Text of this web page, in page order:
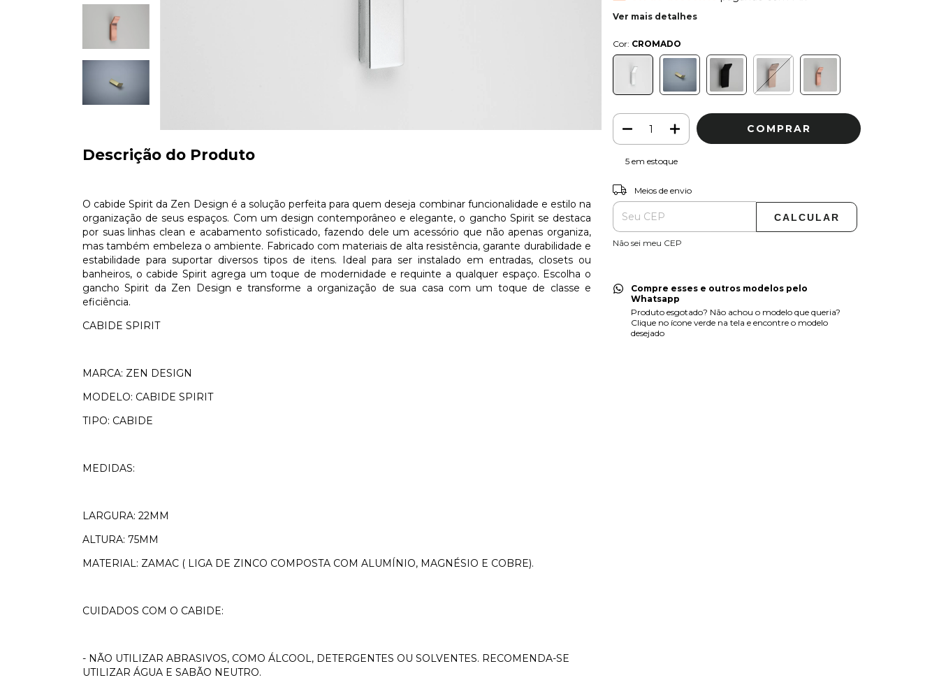
Descrição do Produto
O cabide Spirit da Zen Design é a solução perfeita para quem deseja combinar funcionalidade e estilo na
organização de seus espaços. Com um design contemporâneo e elegante, o gancho Spirit se destaca
por suas linhas clean e acabamento sofisticado, fazendo dele um acessório que não apenas organiza,
mas também embeleza o ambiente. Fabricado com materiais de alta resistência, garante durabilidade e
estabilidade para suportar diversos tipos de itens. Ideal para ser instalado em entradas, closets ou
banheiros, o cabide Spirit agrega um toque de modernidade e requinte a qualquer espaço. Escolha o
gancho Spirit da Zen Design e transforme a organização de sua casa com um toque de classe e
eficiência.
CABIDE SPIRIT
MARCA: ZEN DESIGN
MODELO: CABIDE SPIRIT
TIPO: CABIDE
MEDIDAS:
LARGURA: 22MM
ALTURA: 75MM
MATERIAL: ZAMAC ( LIGA DE ZINCO COMPOSTA COM ALUMÍNIO, MAGNÉSIO E COBRE).
CUIDADOS COM O CABIDE:
- NÃO UTILIZAR ABRASIVOS, COMO ÁLCOOL, DETERGENTES OU SOLVENTES. RECOMENDA-SE
UTILIZAR ÁGUA E SABÃO NEUTRO.
Ver mais detalhes
Cor: CROMADO
5em estoque
Entregas para o CEP:
Meios de envio
CALCULAR
Não sei meu CEP
Compre esses e outros modelos pelo
Whatsapp
Produto esgotado? Não achou o modelo que queria?
Clique no ícone verde na tela e encontre o modelo
desejado